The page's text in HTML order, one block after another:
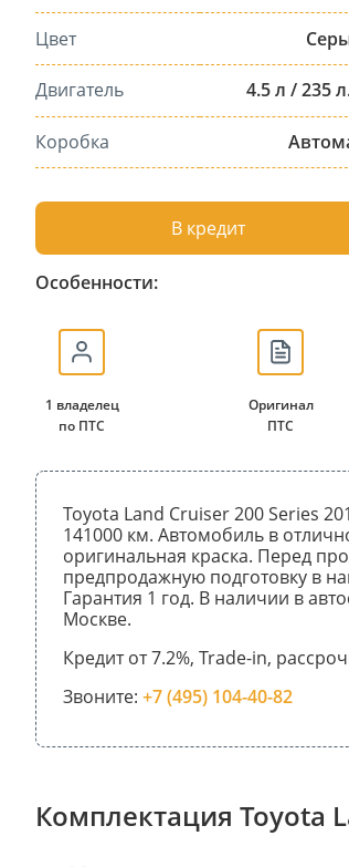
Цвет
Двигатель 4.5 л / 235
Коробка
В кредит
Особенности:
1 владелец
по ПТС
Оригинал
ПТС
Toyota Land Cruiser 200 Series
141000 км. Автомобиль в
оригинальная краска. Перед
предпродажную подготовку в
Гарантия 1 год. В наличии в
Москве.
Кредит от 7.2%, Trade-in,
Звоните: +7 (495) 104-40-82
Комплектация Toyota